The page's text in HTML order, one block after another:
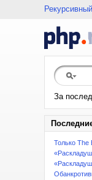
За
Только The